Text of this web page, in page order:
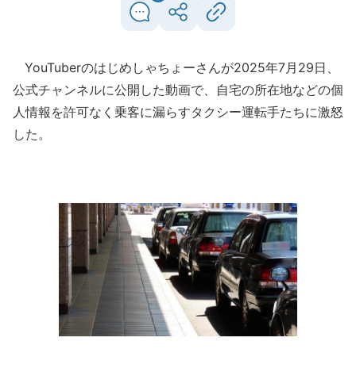
YouTuberのはじめしゃちょーさんが2025年7月29日、
公式チャンネルに公開した動画で、自宅の所在地などの個
人情報を許可なく乗客に漏らすタクシー運転手たちに激怒
した。